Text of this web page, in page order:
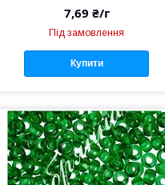
7,69 ₴/г
Під замовлення
Купити